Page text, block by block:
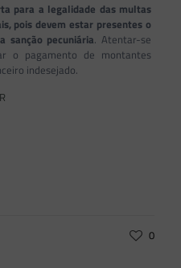
para a legalidade das multas
pois devem estar presentes o
sanção pecuniária. Atentar-se
o pagamento de montantes
indesejado.
0